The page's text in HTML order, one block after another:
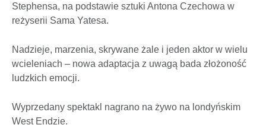
Stephensa, na podstawie sztuki Antona Czechowa w
reżyserii Sama Yatesa.
Nadzieje, marzenia, skrywane żale i jeden aktor w wielu
wcieleniach – nowa adaptacja z uwagą bada złożoność
ludzkich emocji.
Wyprzedany spektakl nagrano na żywo na londyńskim
West Endzie.